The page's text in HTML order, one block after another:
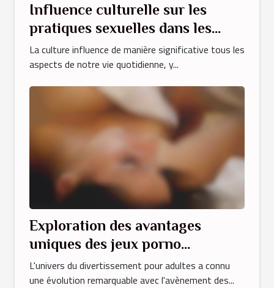
Influence culturelle sur les
pratiques sexuelles dans les
vidéos adultes arabes
La culture influence de manière significative tous les
aspects de notre vie quotidienne, y...
Exploration des avantages
uniques des jeux porno
interactifs en ligne
L'univers du divertissement pour adultes a connu
une évolution remarquable avec l'avènement des...